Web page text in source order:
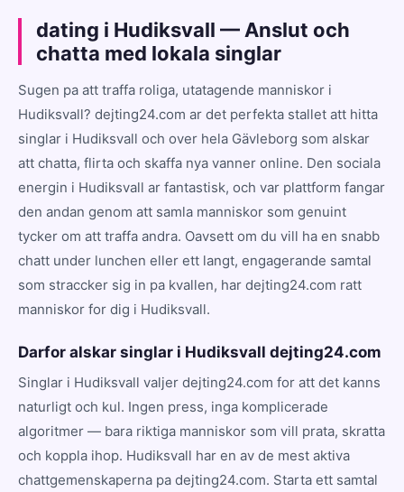
dating i Hudiksvall — Anslut och
chatta med lokala singlar
Sugen pa att traffa roliga, utatagende manniskor i
Hudiksvall? dejting24.com ar det perfekta stallet att hitta
singlar i Hudiksvall och over hela Gävleborg som alskar
att chatta, flirta och skaffa nya vanner online. Den sociala
energin i Hudiksvall ar fantastisk, och var plattform fangar
den andan genom att samla manniskor som genuint
tycker om att traffa andra. Oavsett om du vill ha en snabb
chatt under lunchen eller ett langt, engagerande samtal
som straccker sig in pa kvallen, har dejting24.com ratt
manniskor for dig i Hudiksvall.
Darfor alskar singlar i Hudiksvall dejting24.com
Singlar i Hudiksvall valjer dejting24.com for att det kanns
naturligt och kul. Ingen press, inga komplicerade
algoritmer — bara riktiga manniskor som vill prata, skratta
och koppla ihop. Hudiksvall har en av de mest aktiva
chattgemenskaperna pa dejting24.com. Starta ett samtal